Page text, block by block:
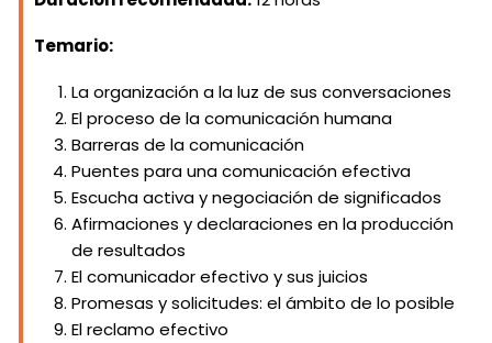
Temario:
La organización a la luz de sus conversaciones
El proceso de la comunicación humana
Barreras de la comunicación
Puentes para una comunicación efectiva
Escucha activa y negociación de significados
Afirmaciones y declaraciones en la producción
de resultados
El comunicador efectivo y sus juicios
Promesas y solicitudes: el ámbito de lo posible
El reclamo efectivo